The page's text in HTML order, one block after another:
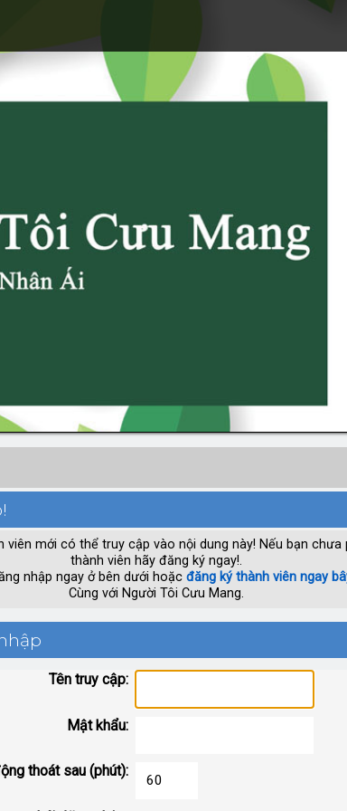
viên mới có thể truy cập vào nội dung này! Nếu bạn chưa
thành viên hãy đăng ký ngay!.
nhập ngay ở bên dưới hoặc đăng ký thành viên ngay
Cùng với Người Tôi Cưu Mang.
Tên truy cập:
Mật khẩu:
thoát sau (phút):